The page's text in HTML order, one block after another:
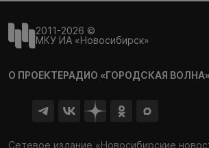
2011-2026 ©
МКУ ИА «Новосибирск»
О ПРОЕКТЕРАДИО «ГОРОДСКАЯ ВОЛНА»
Сетевое издание «Новосибирские